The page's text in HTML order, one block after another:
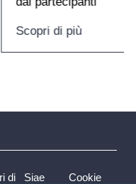
di
Siae
Cookie